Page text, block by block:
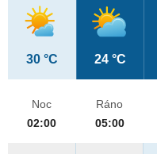
30 °C 24 °C
Noc
02:00
Ráno
05:00